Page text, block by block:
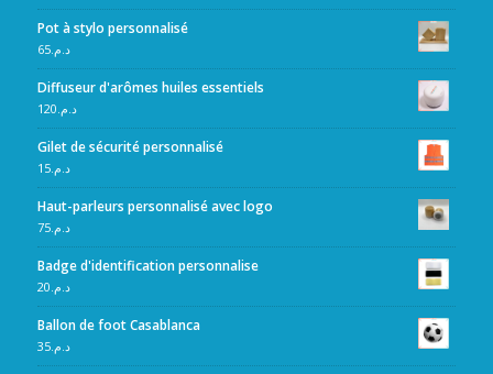
Pot à stylo personnalisé
د.م.65
Diffuseur d'arômes huiles essentiels
د.م.120
Gilet de sécurité personnalisé
د.م.15
Haut-parleurs personnalisé avec logo
د.م.75
Badge d'identification personnalise
د.م.20
Ballon de foot Casablanca
د.م.35